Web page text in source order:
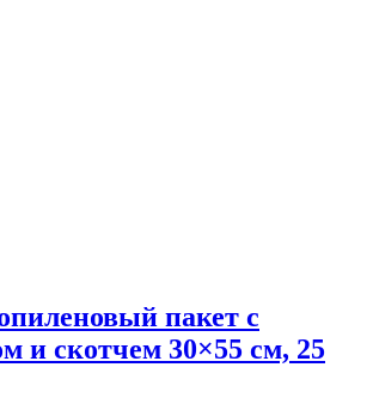
пакет с
и скотчем 30×55 см, 25